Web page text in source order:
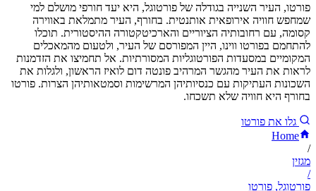
פורטו, העיר השנייה בגודלה של פורטוגל, היא יעד חורפי מושלם למי
שמחפש חוויה אירופאית אותנטית. בחורף, העיר מתמלאת באווירה
קסומה, עם רחובותיה הציוריים והארכיטקטורה ההיסטורית. תוכלו
להתחמם בפורטו ווינו, היין המפורסם של העיר, ולטעום מהמאכלים
המקומיים במסעדות הפורטוגליות המסורתיות. אל תחמיצו את הזדמנות
לראות את העיר מהגשר המרהיב פונטה דום לואיז הראשון, ולגלות את
השכונות העתיקות עם כנסיותיהן המרשימות וסמטאותיהן הצרות. פורטו
בחורף היא חוויה שלא תשכחו.
גלו את פורטו
Home
/
מגזין
/
פורטוגל, פורטו